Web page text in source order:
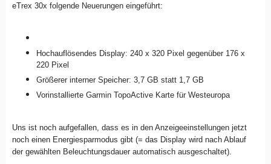
eTrex 30x folgende Neuerungen eingeführt:
Hochauflösendes Display: 240 x 320 Pixel gegenüber 176 x
220 Pixel
Größerer interner Speicher: 3,7 GB statt 1,7 GB
Vorinstallierte Garmin TopoActive Karte für Westeuropa
Uns ist noch aufgefallen, dass es in den Anzeigeeinstellungen jetzt
noch einen Energiesparmodus gibt (= das Display wird nach Ablauf
der gewählten Beleuchtungsdauer automatisch ausgeschaltet).